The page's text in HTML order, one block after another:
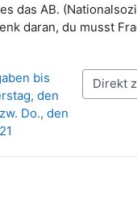
das AB.
daran, du musst
bis
den
Do., den